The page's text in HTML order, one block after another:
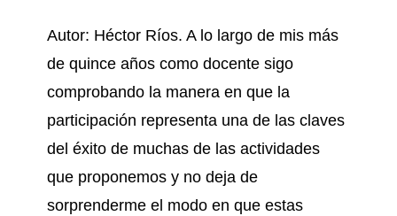
Autor: Héctor Ríos. A lo largo de mis más
de quince años como docente sigo
comprobando la manera en que la
participación representa una de las claves
del éxito de muchas de las actividades
que proponemos y no deja de
sorprenderme el modo en que estas